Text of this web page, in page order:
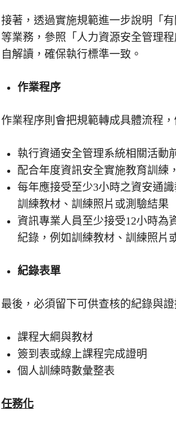
接著，透過實施規範進一步說明「
等業務，參照「人力資源安全管理
自解讀，確保執行標準一致。
作業程序
作業程序則會把規範轉成具體流程，
執行資通安全管理系統相關活動
配合年度資訊安全實施教育訓練
每年應接受至少3小時之資安通
訓練教材、訓練照片或測驗結果
資訊專業人員至少接受12小時為
紀錄，例如訓練教材、訓練照片
紀錄表單
最後，必須留下可供查核的紀錄與證
課程大綱與教材
簽到表或線上課程完成證明
個人訓練時數彙整表
任務化